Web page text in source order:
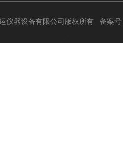
仪器设备有限公司版权所有 备案号